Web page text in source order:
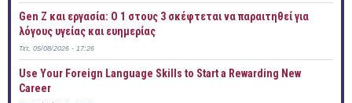
Gen Z και εργασία: Ο 1 στους 3 σκέφτεται να παραιτηθεί για
λόγους υγείας και ευημερίας
Τετ, 05/08/2026 - 17:26
Use Your Foreign Language Skills to Start a Rewarding New
Career